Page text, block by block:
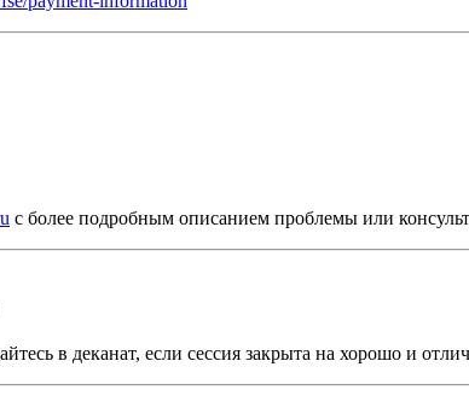
с более подробным описанием проблемы или
в деканат, если сессия закрыта на хорошо и